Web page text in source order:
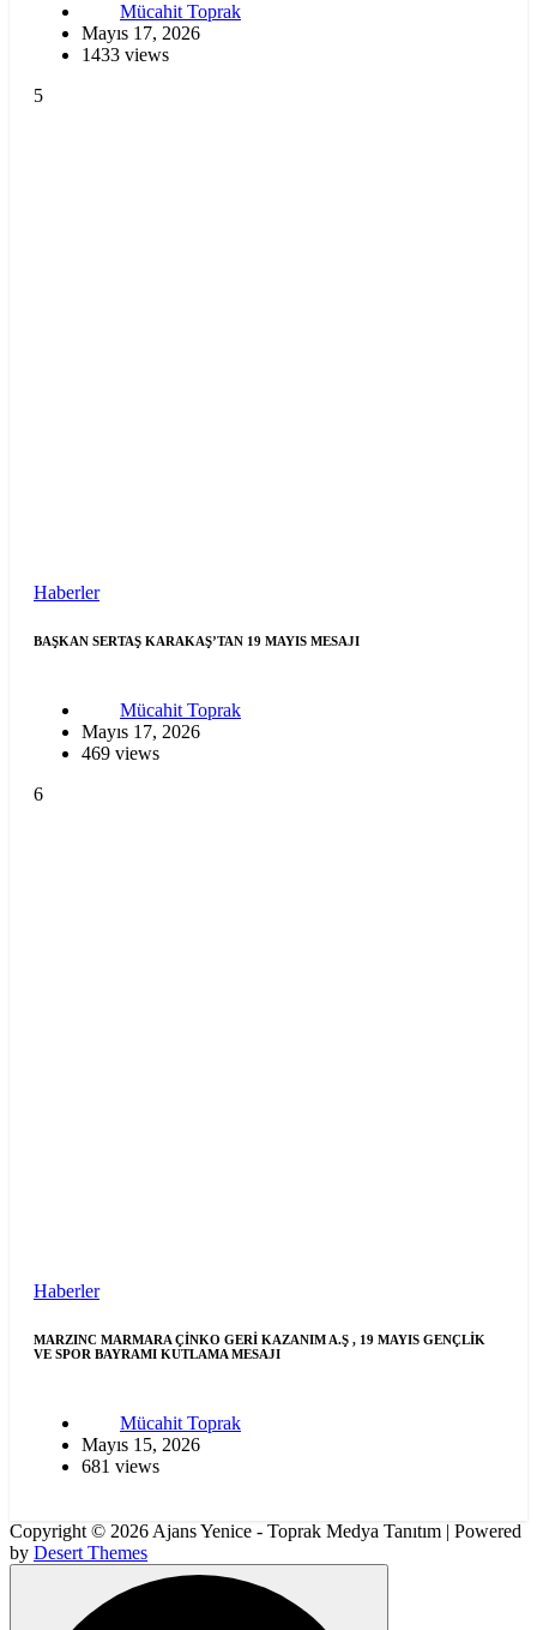
Mücahit Toprak
Mayıs 17, 2026
1433 views
5
Haberler
BAŞKAN SERTAŞ KARAKAŞ’TAN 19 MAYIS MESAJI
Mücahit Toprak
Mayıs 17, 2026
469 views
6
Haberler
MARZINC MARMARA ÇİNKO GERİ KAZANIM A.Ş , 19 MAYIS GENÇLİK
VE SPOR BAYRAMI KUTLAMA MESAJI
Mücahit Toprak
Mayıs 15, 2026
681 views
Copyright © 2026 Ajans Yenice - Toprak Medya Tanıtım | Powered
by Desert Themes